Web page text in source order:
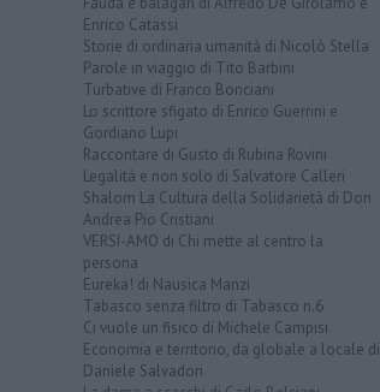
Enrico Catassi
Storie di ordinaria umanità di Nicolò Stella
Parole in viaggio di Tito Barbini
Turbative di Franco Bonciani
Lo scrittore sfigato di Enrico Guerrini e
Gordiano Lupi
Raccontare di Gusto di Rubina Rovini
Legalità e non solo di Salvatore Calleri
Shalom La Cultura della Solidarietà di Don
Andrea Pio Cristiani
VERSI-AMO di Chi mette al centro la
persona
Eureka! di Nausica Manzi
Tabasco senza filtro di Tabasco n.6
Ci vuole un fisico di Michele Campisi
Economia e territorio, da globale a locale di
Daniele Salvadori